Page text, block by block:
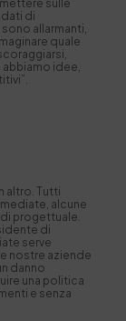
sulle
dati di
allarmanti,
quale
idee,
altro. Tutti
alcune
progettuale.
di
serve
nostre aziende
danno
una politica
e senza